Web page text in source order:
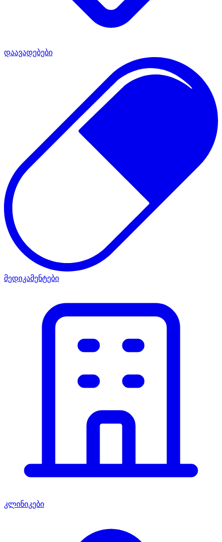
დაავადებები
მედიკამენტები
კლინიკები